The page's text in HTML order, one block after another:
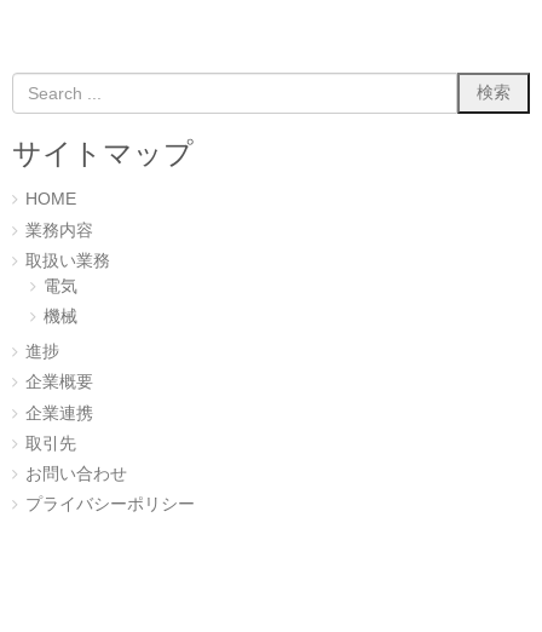
サイトマップ
HOME
業務内容
取扱い業務
電気
機械
進捗
企業概要
企業連携
取引先
お問い合わせ
プライバシーポリシー